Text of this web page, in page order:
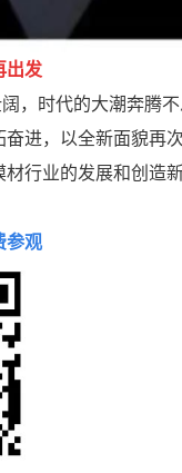
出发
，时代的大潮奔腾
进，以全新面貌再
材行业的发展和创造
参观